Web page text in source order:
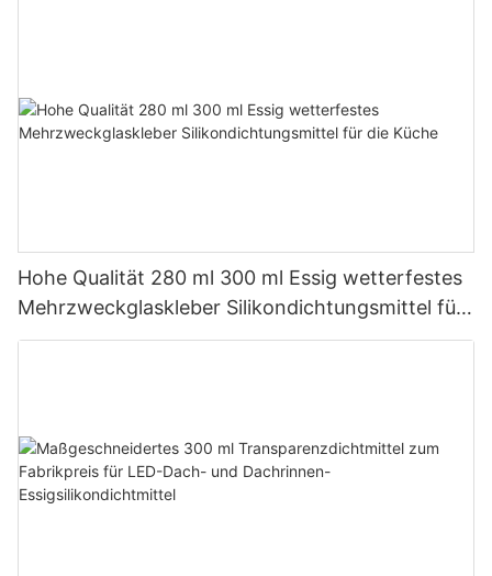
Hohe Qualität 280 ml 300 ml Essig wetterfestes
Mehrzweckglaskleber Silikondichtungsmittel für
die Küche